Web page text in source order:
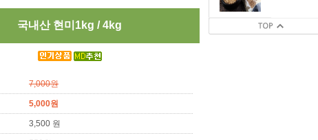
국내산 현미1kg / 4kg
7,000원
5,000원
3,500 원